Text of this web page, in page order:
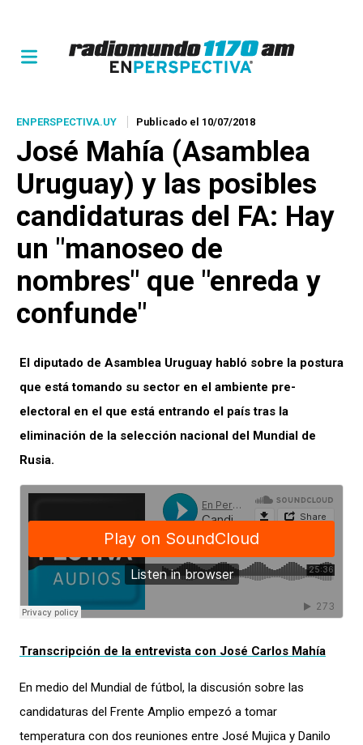
ENPERSPECTIVA.UY Publicado el 10/07/2018
José Mahía (Asamblea
Uruguay) y las posibles
candidaturas del FA: Hay
un "manoseo de
nombres" que "enreda y
confunde"
El diputado de Asamblea Uruguay habló sobre la postura
que está tomando su sector en el ambiente pre-
electoral en el que está entrando el país tras la
eliminación de la selección nacional del Mundial de
Rusia.
Transcripción de la entrevista con José Carlos Mahía
En medio del Mundial de fútbol, la discusión sobre las
candidaturas del Frente Amplio empezó a tomar
temperatura con dos reuniones entre José Mujica y Danilo